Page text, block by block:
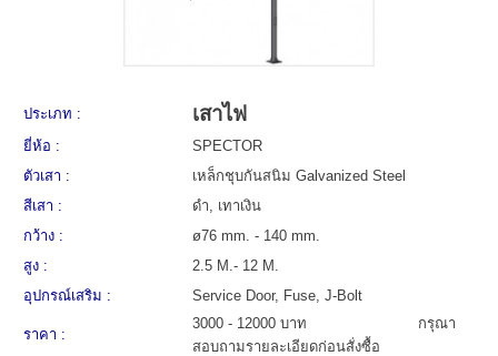
ประเภท : เสาไฟ
ยี่ห้อ :
SPECTOR
ตัวเสา :
เหล็กชุบกันสนิม Galvanized Steel
สีเสา :
ดำ, เทาเงิน
กว้าง :
ø76 mm. - 140 mm.
สูง :
2.5 M.- 12 M.
อุปกรณ์เสริม :
Service Door, Fuse, J-Bolt
ราคา :
3000 - 12000 บาท กรุณา
สอบถามรายละเอียดก่อนสั่งซื้อ